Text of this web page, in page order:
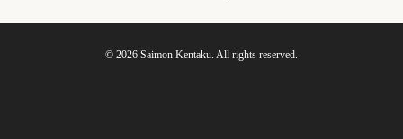
© 2026 Saimon Kentaku. All rights reserved.